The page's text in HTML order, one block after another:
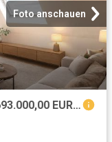
Foto anschauen
Wohnung zum Kaufen in Münster 693.000,00 EUR 96 m²